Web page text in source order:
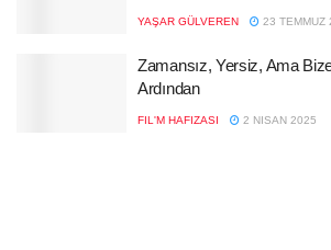
YAŞAR GÜLVEREN 23 TEMMUZ
Zamansız, Yersiz, Ama
Ardından
FIL'M HAFIZASI 2 NISAN 2025